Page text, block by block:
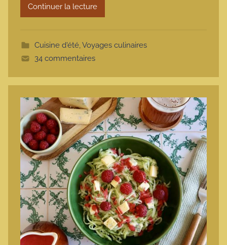
m
t
Continuer la lecture
Cuisine d'été,Voyages culinaires
34 commentaires